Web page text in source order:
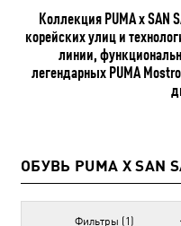
Коллекция PUMA x SAN
корейских улиц и
линии,
легендарных PUMA
ОБУВЬ PUMA X SAN
Фильтры (1)